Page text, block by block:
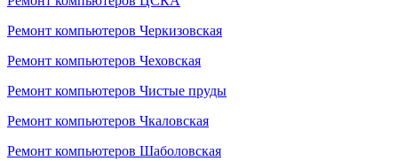
Ремонт компьютеров Черкизовская
Ремонт компьютеров Чеховская
Ремонт компьютеров Чистые пруды
Ремонт компьютеров Чкаловская
Ремонт компьютеров Шаболовская